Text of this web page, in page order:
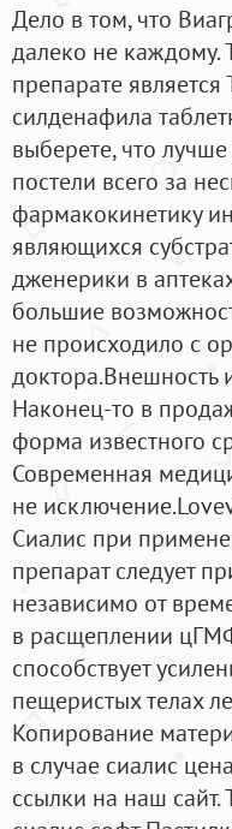
Дело в том, что
далеко не
препарате
силденафила
выберете, что
постели всего за
фармакокинетику
являющихся
дженерики в
большие
не происходило с
доктора.Внешность
Наконец-то в
форма известного
Современная
не
Сиалис при
препарат следует
независимо от
в расщеплении
способствует
пещеристых телах
Копирование
в случае сиалис
ссылки на наш сайт.